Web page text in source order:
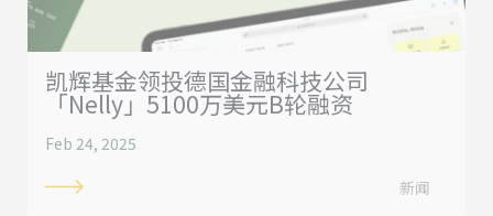
凯辉基金领投德国金融科技公司
「Nelly」5100万美元B轮融资
Feb 24, 2025
新闻